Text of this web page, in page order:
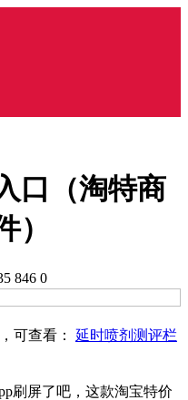
口（淘特商
）
846 0
可查看： 延时喷剂测评栏
刷屏了吧，这款淘宝特价